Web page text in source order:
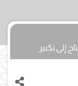
إلى تكبير